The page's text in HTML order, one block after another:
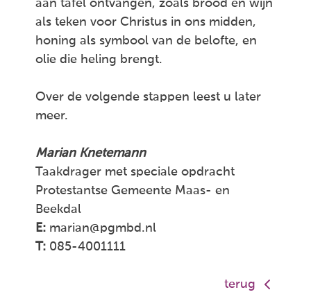
aan tafel ontvangen, zoals brood en wijn
als teken voor Christus in ons midden,
honing als symbool van de belofte, en
olie die heling brengt.
Over de volgende stappen leest u later
meer.
Marian Knetemann
Taakdrager met speciale opdracht
Protestantse Gemeente Maas- en
Beekdal
E: marian@pgmbd.nl
T: 085-4001111
terug